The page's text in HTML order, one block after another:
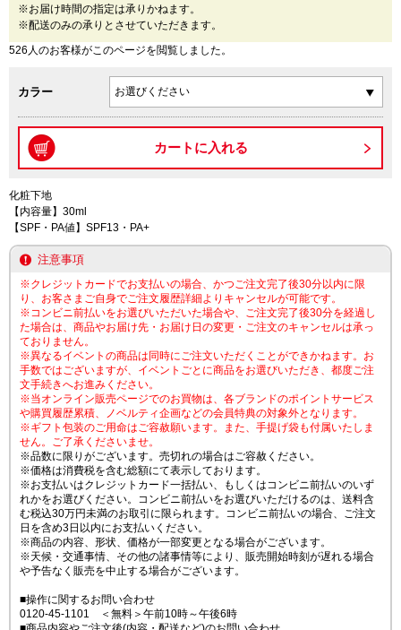
※お届け時間の指定は承りかねます。
※配送のみの承りとさせていただきます。
526人のお客様がこのページを閲覧しました。
カラー
化粧下地
【内容量】30ml
【SPF・PA値】SPF13・PA+
注意事項
※クレジットカードでお支払いの場合、かつご注文完了後30分以内に限
り、お客さまご自身でご注文履歴詳細よりキャンセルが可能です。
※コンビニ前払いをお選びいただいた場合や、ご注文完了後30分を経過し
た場合は、商品やお届け先・お届け日の変更・ご注文のキャンセルは承っ
ておりません。
※異なるイベントの商品は同時にご注文いただくことができかねます。お
手数ではございますが、イベントごとに商品をお選びいただき、都度ご注
文手続きへお進みください。
※当オンライン販売ページでのお買物は、各ブランドのポイントサービス
や購買履歴累積、ノベルティ企画などの会員特典の対象外となります。
※ギフト包装のご用命はご容赦願います。また、手提げ袋も付属いたしま
せん。ご了承くださいませ。
※品数に限りがございます。売切れの場合はご容赦ください。
※価格は消費税を含む総額にて表示しております。
※お支払いはクレジットカード一括払い、もしくはコンビニ前払いのいず
れかをお選びください。コンビニ前払いをお選びいただけるのは、送料含
む税込30万円未満のお取引に限られます。コンビニ前払いの場合、ご注文
日を含め3日以内にお支払いください。
※商品の内容、形状、価格が一部変更となる場合がございます。
※天候・交通事情、その他の諸事情等により、販売開始時刻が遅れる場合
や予告なく販売を中止する場合がございます。
■操作に関するお問い合わせ
0120-45-1101 ＜無料＞午前10時～午後6時